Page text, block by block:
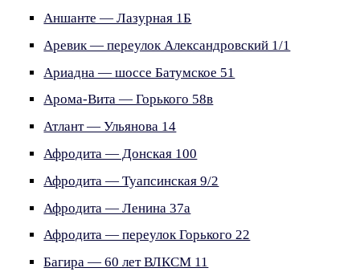
Аншанте — Лазурная 1Б
Аревик — переулок Александровский 1/1
Ариадна — шоссе Батумское 51
Арома-Вита — Горького 58в
Атлант — Ульянова 14
Афродита — Донская 100
Афродита — Туапсинская 9/2
Афродита — Ленина 37а
Афродита — переулок Горького 22
Багира — 60 лет ВЛКСМ 11